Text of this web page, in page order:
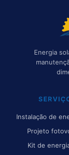
Energia
Instalação de
Projeto
Kit de